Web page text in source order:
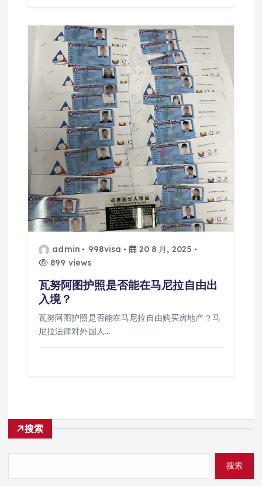
admin 998visa
20 8 月, 2025
899 views
瓦努阿图护照是否能在马尼拉自由出
入境？
瓦努阿图护照是否能在马尼拉自由购买房地产？马
尼拉法律对外国人…
搜索
搜索